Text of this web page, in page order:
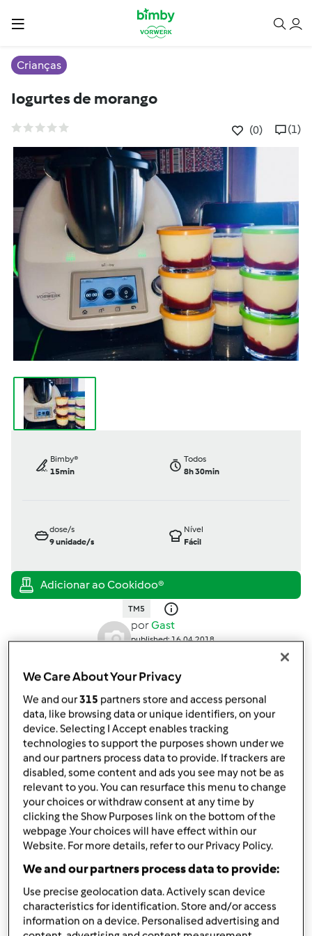
Crianças
Iogurtes de morango
(0) (1)
Bimby®
15min
Todos
8h 30min
dose/s
9unidade/s
Nível
Fácil
TM5
porGast
published: 16.04.2018
Adicionar às minhas coleções
Partilhar receita
Criar uma variante
Ingredientes
Compota de morango
200gramamorangos
100gramaaçúcar
iogurte
We Care About Your Privacy
We and our315 partners store and access personal
data, like browsing data or unique identifiers, on your
device. Selecting I Accept enables tracking
technologies to support the purposes shown under we
and our partners process data to provide. If trackers are
disabled, some content and ads you see may not be as
relevant to you. You can resurface this menu to change
your choices or withdraw consent at any time by
clicking the Show Purposes link on the bottom of the
webpage .Your choices will have effect within our
Website. For more details, refer to our Privacy Policy.
We and our partners process data to provide:
Use precise geolocation data. Actively scan device
characteristics for identification. Store and/or access
information on a device. Personalised advertising and